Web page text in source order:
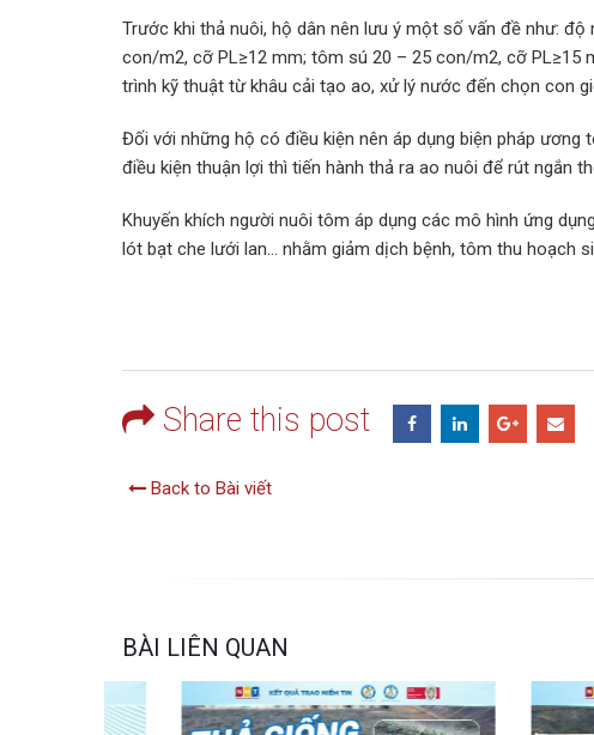
Trước khi thả nuôi, hộ dân nên lưu ý một số vấn đề như:
con/m2, cỡ PL≥12 mm; tôm sú 20 – 25 con/m2, cỡ PL≥15
trình kỹ thuật từ khâu cải tạo ao, xử lý nước đến chọn con
Đối với những hộ có điều kiện nên áp dụng biện pháp
điều kiện thuận lợi thì tiến hành thả ra ao nuôi để rút ngắn
Khuyến khích người nuôi tôm áp dụng các mô hình ứng
lót bạt che lưới lan… nhằm giảm dịch bệnh, tôm thu hoạch
Share this post
Back to Bài viết
BÀI LIÊN QUAN